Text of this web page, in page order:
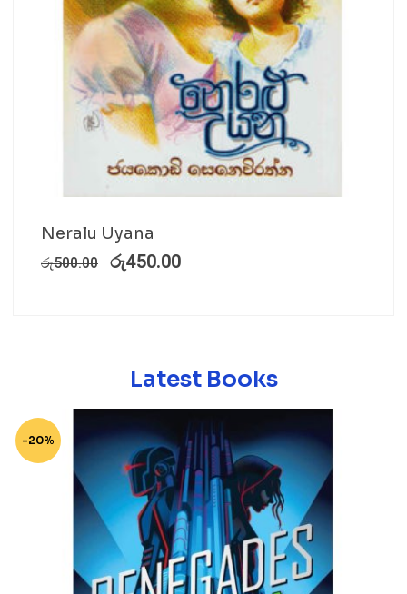
Neralu Uyana
රු500.00 රු450.00
Latest Books
-20%